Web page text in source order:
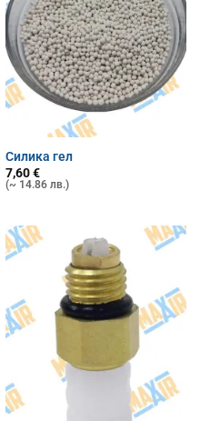
Силика гел
7,60€
(~ 14.86 лв.)